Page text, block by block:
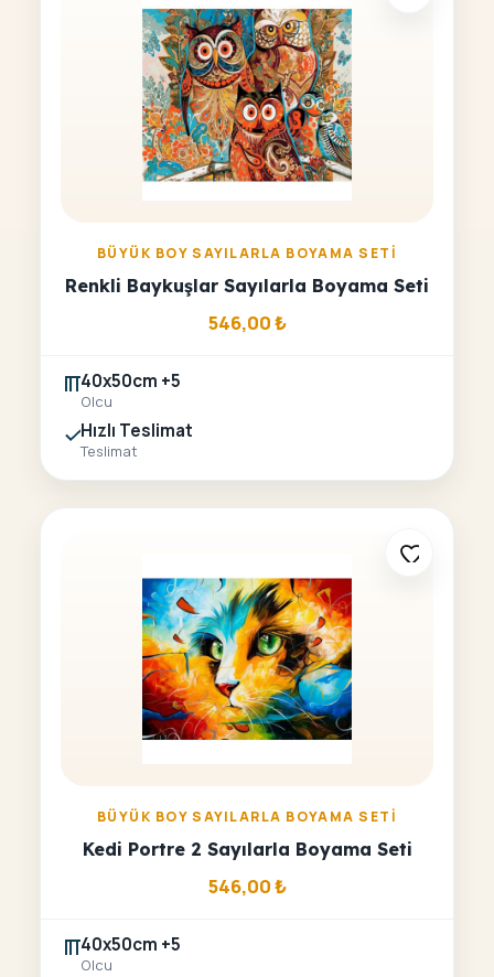
BÜYÜK BOY SAYILARLA BOYAMA SETI
Renkli Baykuşlar Sayılarla Boyama Seti
546,00₺
40x50cm +5
Olcu
Hızlı Teslimat
Teslimat
BÜYÜK BOY SAYILARLA BOYAMA SETI
Kedi Portre 2 Sayılarla Boyama Seti
546,00₺
40x50cm +5
Olcu